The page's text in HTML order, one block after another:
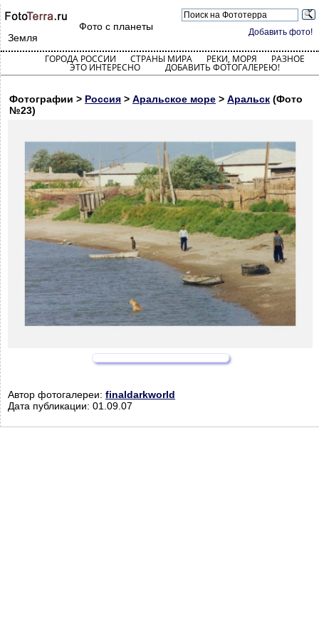
Добавить фото!
Фото с планеты
Земля
ГОРОДА РОССИИ СТРАНЫ МИРА РЕКИ, МОРЯ РАЗНОЕ
ЭТО ИНТЕРЕСНО ДОБАВИТЬ ФОТОГАЛЕРЕЮ!
Фотографии > Россия > Аральское море > Аральск (Фото
№23)
Автор фотогалереи: finaldarkworld
Дата публикации: 01.09.07